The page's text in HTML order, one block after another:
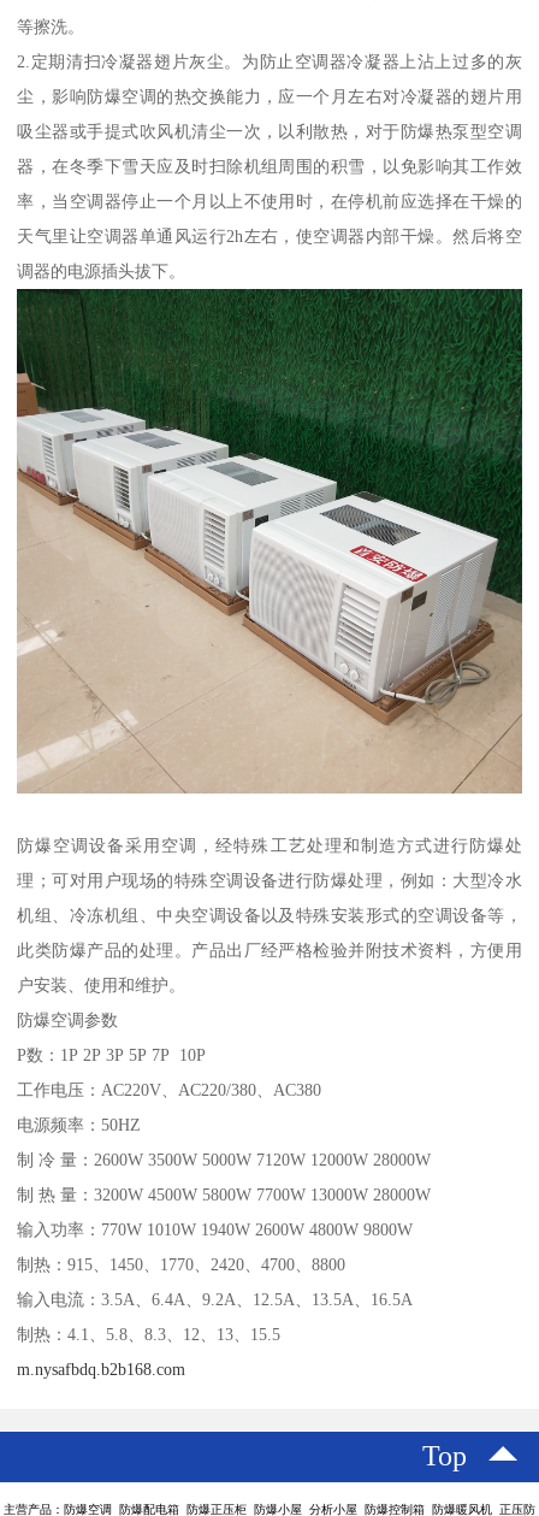
等擦洗。
2.定期清扫冷凝器翅片灰尘。为防止空调器冷凝器上沾上过多的灰
尘，影响防爆空调的热交换能力，应一个月左右对冷凝器的翅片用
吸尘器或手提式吹风机清尘一次，以利散热，对于防爆热泵型空调
器，在冬季下雪天应及时扫除机组周围的积雪，以免影响其工作效
率，当空调器停止一个月以上不使用时，在停机前应选择在干燥的
天气里让空调器单通风运行2h左右，使空调器内部干燥。然后将空
调器的电源插头拔下。
防爆空调设备采用空调，经特殊工艺处理和制造方式进行防爆处
理；可对用户现场的特殊空调设备进行防爆处理，例如：大型冷水
机组、冷冻机组、中央空调设备以及特殊安装形式的空调设备等，
此类防爆产品的处理。产品出厂经严格检验并附技术资料，方便用
户安装、使用和维护。
防爆空调参数
P数：1P 2P 3P 5P 7P 10P
工作电压：AC220V、AC220/380、AC380
电源频率：50HZ
制 冷 量：2600W 3500W 5000W 7120W 12000W 28000W
制 热 量：3200W 4500W 5800W 7700W 13000W 28000W
输入功率：770W 1010W 1940W 2600W 4800W 9800W
制热：915、1450、1770、2420、4700、8800
输入电流：3.5A、6.4A、9.2A、12.5A、13.5A、16.5A
制热：4.1、5.8、8.3、12、13、15.5
m.nysafbdq.b2b168.com
Top
主营产品：防爆空调 防爆配电箱 防爆正压柜 防爆小屋 分析小屋 防爆控制箱 防爆暖风机 正压防